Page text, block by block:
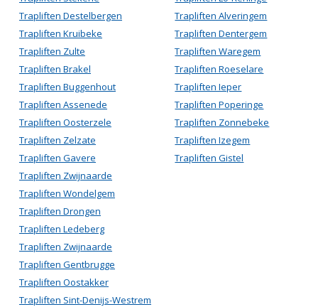
Trapliften Destelbergen
Trapliften Kruibeke
Trapliften Zulte
Trapliften Brakel
Trapliften Buggenhout
Trapliften Assenede
Trapliften Oosterzele
Trapliften Zelzate
Trapliften Gavere
Trapliften Zwijnaarde
Trapliften Wondelgem
Trapliften Drongen
Trapliften Ledeberg
Trapliften Zwijnaarde
Trapliften Gentbrugge
Trapliften Oostakker
Trapliften Sint-Denijs-Westrem
Trapliften Alveringem
Trapliften Dentergem
Trapliften Waregem
Trapliften Roeselare
Trapliften Ieper
Trapliften Poperinge
Trapliften Zonnebeke
Trapliften Izegem
Trapliften Gistel